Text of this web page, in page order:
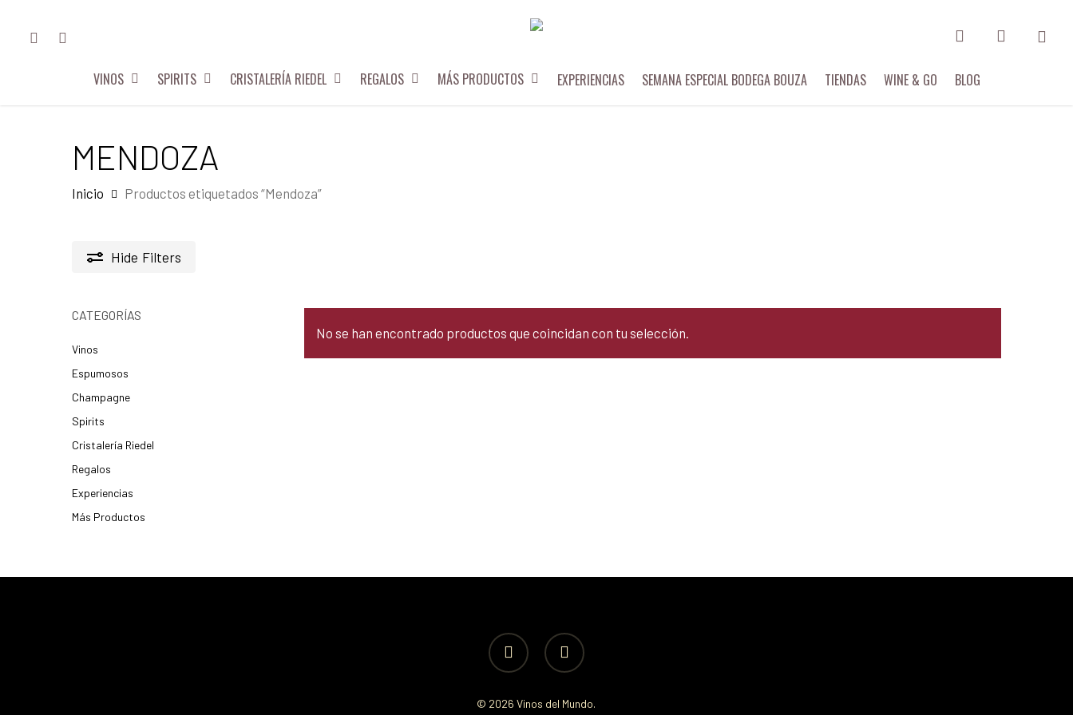
FACEBOOKINSTAGRAM
VINOS SPIRITS CRISTALERÍA RIEDEL REGALOS MÁS PRODUCTOS EXPERIENCIAS SEMANA ESPECIAL BODEGA BOUZA TIENDAS WINE & GO BLOG
MENDOZA
Inicio Productos etiquetados “Mendoza”
Hide Filters
CATEGORÍAS
Vinos
Espumosos
Champagne
Spirits
Cristalería Riedel
Regalos
Experiencias
Más Productos
No se han encontrado productos que coincidan con tu selección.
facebook instagram
© 2026 Vinos del Mundo.